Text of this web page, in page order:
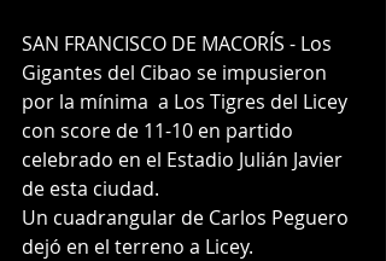
SAN FRANCISCO DE MACORÍS - Los
Gigantes del Cibao se impusieron
por la mínima  a Los Tigres del Licey
con score de 11-10 en partido
celebrado en el Estadio Julián Javier
de esta ciudad.
Un cuadrangular de Carlos Peguero
dejó en el terreno a Licey.